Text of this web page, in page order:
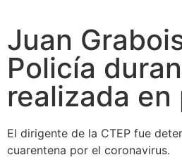
Juan
Policía
realizada
El dirigente de la CTEP fue
cuarentena por el coronavirus.